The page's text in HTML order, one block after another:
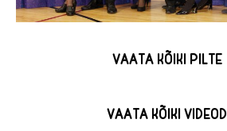
VAATA KÕIKI PILTE
VAATA KÕIKI VIDEOD